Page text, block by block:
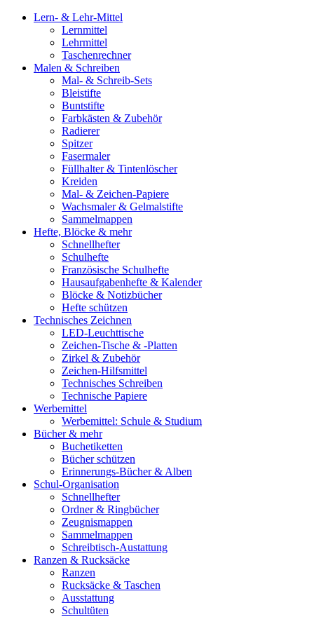
Lern- & Lehr-Mittel
Lernmittel
Lehrmittel
Taschenrechner
Malen & Schreiben
Mal- & Schreib-Sets
Bleistifte
Buntstifte
Farbkästen & Zubehör
Radierer
Spitzer
Fasermaler
Füllhalter & Tintenlöscher
Kreiden
Mal- & Zeichen-Papiere
Wachsmaler & Gelmalstifte
Sammelmappen
Hefte, Blöcke & mehr
Schnellhefter
Schulhefte
Französische Schulhefte
Hausaufgabenhefte & Kalender
Blöcke & Notizbücher
Hefte schützen
Technisches Zeichnen
LED-Leuchttische
Zeichen-Tische & -Platten
Zirkel & Zubehör
Zeichen-Hilfsmittel
Technisches Schreiben
Technische Papiere
Werbemittel
Werbemittel: Schule & Studium
Bücher & mehr
Buchetiketten
Bücher schützen
Erinnerungs-Bücher & Alben
Schul-Organisation
Schnellhefter
Ordner & Ringbücher
Zeugnismappen
Sammelmappen
Schreibtisch-Austattung
Ranzen & Rucksäcke
Ranzen
Rucksäcke & Taschen
Ausstattung
Schultüten